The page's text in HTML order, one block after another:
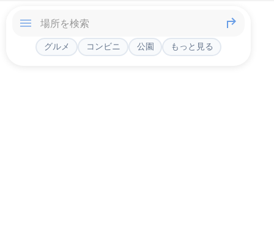
グルメ コンビニ 公園 もっと見る